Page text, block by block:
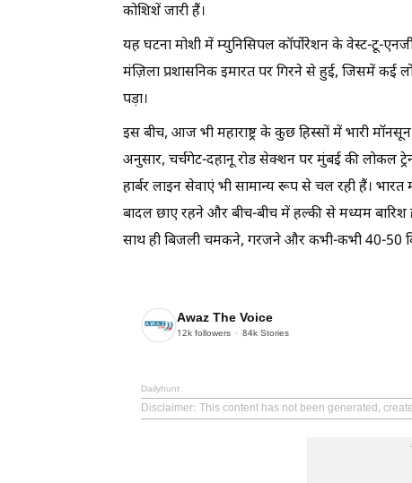
कोशिशें जारी हैं।
यह घटना मोशी में म्युनिसिपल कॉर्पोरेशन के वेस्ट-टू-
मंज़िला प्रशासनिक इमारत पर गिरने से हुई, जिसमें
पड़ा।
इस बीच, आज भी महाराष्ट्र के कुछ हिस्सों में भारी
अनुसार, चर्चगेट-दहानू रोड सेक्शन पर मुंबई की लोकल
हार्बर लाइन सेवाएं भी सामान्य रूप से चल रही हैं।
बादल छाए रहने और बीच-बीच में हल्की से मध्यम बारिश
साथ ही बिजली चमकने, गरजने और कभी-कभी 40-50
Awaz The Voice
12k followers 84k Stories
Dailyhunt
Disclaimer: This content has not been generated,